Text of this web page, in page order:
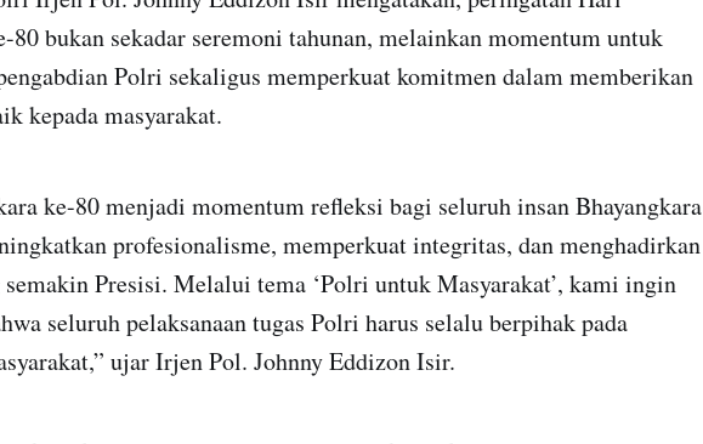
80 bukan sekadar seremoni tahunan, melainkan momentum untuk
Polri sekaligus memperkuat komitmen dalam memberikan
kepada masyarakat.
ke-80 menjadi momentum refleksi bagi seluruh insan Bhayangkara
profesionalisme, memperkuat integritas, dan menghadirkan
semakin Presisi. Melalui tema ‘Polri untuk Masyarakat’, kami ingin
seluruh pelaksanaan tugas Polri harus selalu berpihak pada
ujar Irjen Pol. Johnny Eddizon Isir.